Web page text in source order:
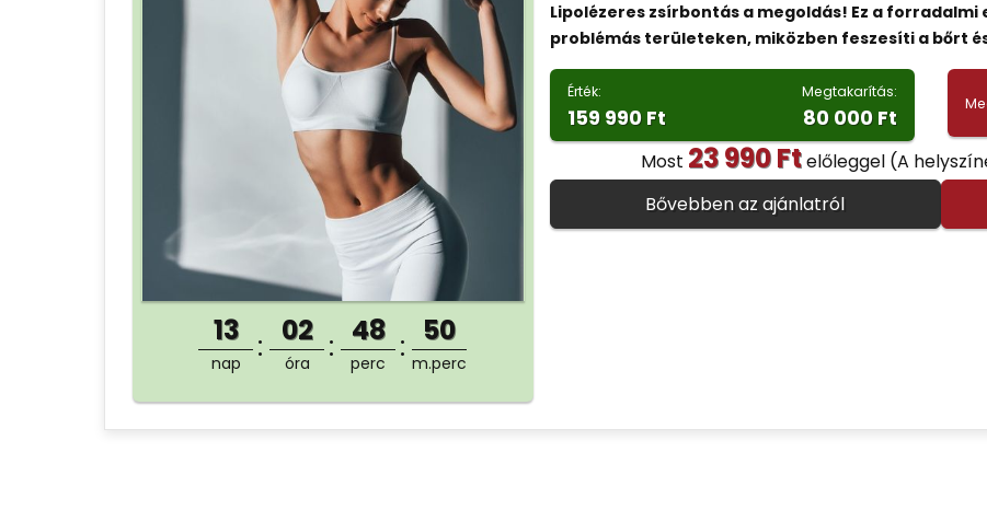
13
nap
02
óra
48
perc
50
m.perc
Lipolézeres zsírbontás a megoldás! Ez a
problémás területeken, miközben feszesíti a bőrt
Érték:
159 990 Ft
Megtakarítás:
80 000 Ft
Most 23 990 Ftelőleggel (A
Bővebben az ajánlatról